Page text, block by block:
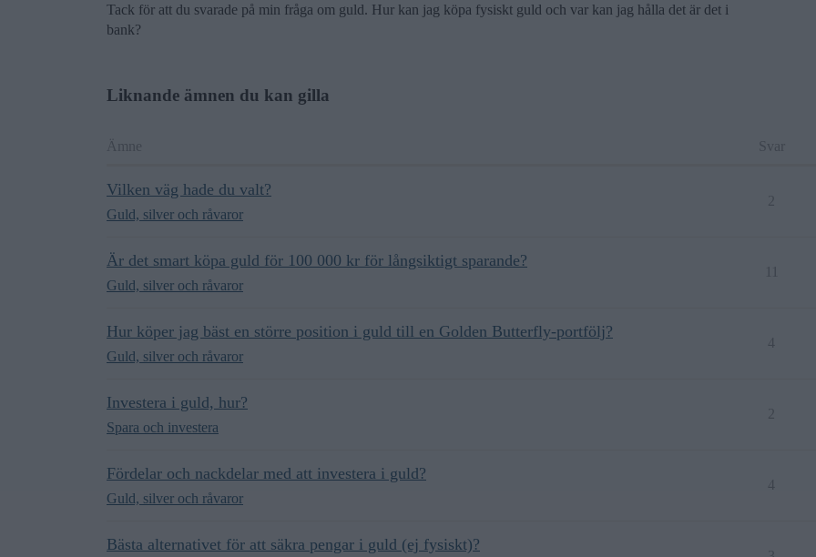
Tack för att du svarade på min fråga om guld. Hur kan jag köpa fysiskt guld och var kan jag hålla det är det i
bank?
Liknande ämnen du kan gilla
Ämne Svar
Vilken väg hade du valt?
Guld, silver och råvaror
Är det smart köpa guld för 100 000 kr för långsiktigt sparande?
Guld, silver och råvaror
Hur köper jag bäst en större position i guld till en Golden Butterfly-portfölj?
Guld, silver och råvaror
4
Investera i guld, hur?
Spara och investera
Fördelar och nackdelar med att investera i guld?
Guld, silver och råvaror
4
Bästa alternativet för att säkra pengar i guld (ej fysiskt)?